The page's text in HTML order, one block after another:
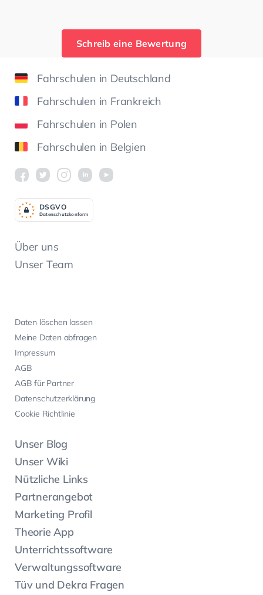
Schreib eine Bewertung
Fahrschulen in Deutschland
Fahrschulen in Frankreich
Fahrschulen in Polen
Fahrschulen in Belgien
Über uns
Unser Team
Daten löschen lassen
Meine Daten abfragen
Impressum
AGB
AGB für Partner
Datenschutzerklärung
Cookie Richtlinie
Unser Blog
Unser Wiki
Nützliche Links
Partnerangebot
Marketing Profil
Theorie App
Unterrichtssoftware
Verwaltungssoftware
Tüv und Dekra Fragen
Datenschutzkonform
DSGVO